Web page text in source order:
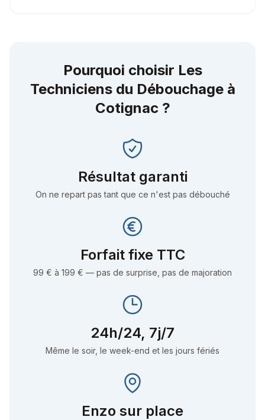
Pourquoi choisir Les
Techniciens du Débouchage à
Cotignac ?
Résultat garanti
On ne repart pas tant que ce n'est pas débouché
Forfait fixe TTC
99 € à 199 € — pas de surprise, pas de majoration
24h/24, 7j/7
Même le soir, le week-end et les jours fériés
Enzo sur place